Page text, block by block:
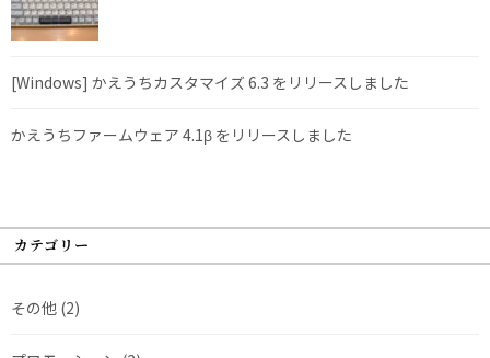
[Windows] かえうちカスタマイズ 6.3 をリリースしました
かえうちファームウェア 4.1β をリリースしました
カテゴリー
その他 (2)